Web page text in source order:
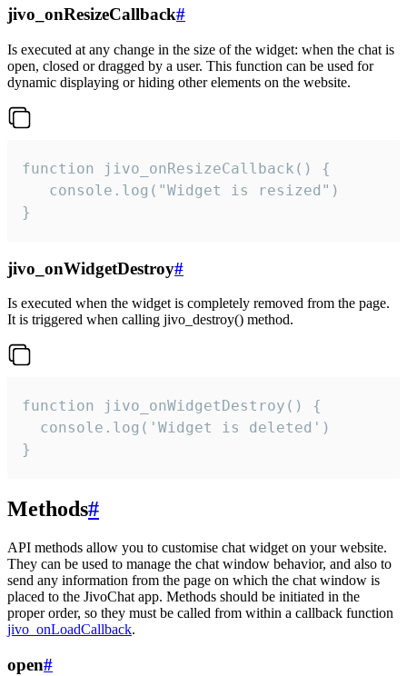
jivo_onResizeCallback#
Is executed at any change in the size of the widget: when the chat is
open, closed or dragged by a user. This function can be used for
dynamic displaying or hiding other elements on the website.
function jivo_onResizeCallback() {
   console.log("Widget is resized")
}
jivo_onWidgetDestroy#
Is executed when the widget is completely removed from the page.
It is triggered when calling jivo_destroy() method.
function jivo_onWidgetDestroy() {
  console.log('Widget is deleted')
}
Methods#
API methods allow you to customise chat widget on your website.
They can be used to manage the chat window behavior, and also to
send any information from the page on which the chat window is
placed to the JivoChat app. Methods should be initiated in the
proper order, so they must be called from within a callback function
jivo_onLoadCallback.
open#